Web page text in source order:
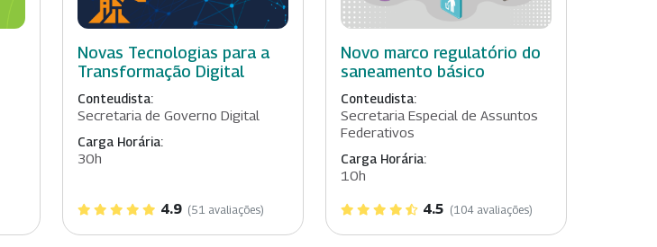
Novas Tecnologias para a
Transformação Digital
Conteudista:
Secretaria de Governo Digital
Carga Horária:
30h
4.9 (51 avaliações)
Novo marco regulatório do
saneamento básico
Conteudista:
Secretaria Especial de Assuntos
Federativos
Carga Horária:
10h
4.5 (104 avaliações)